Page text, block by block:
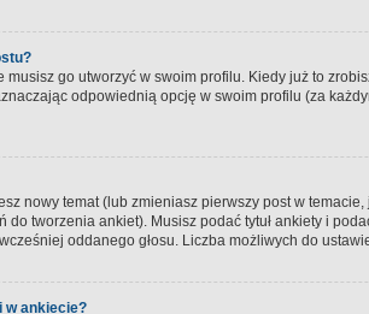
go utworzyć w swoim profilu. Kiedy już to
odpowiednią opcję w swoim profilu (za
nowy temat (lub zmieniasz pierwszy post w
tworzenia ankiet). Musisz podać tytuł ankiety i
oddanego głosu. Liczba możliwych do
w ankiecie?